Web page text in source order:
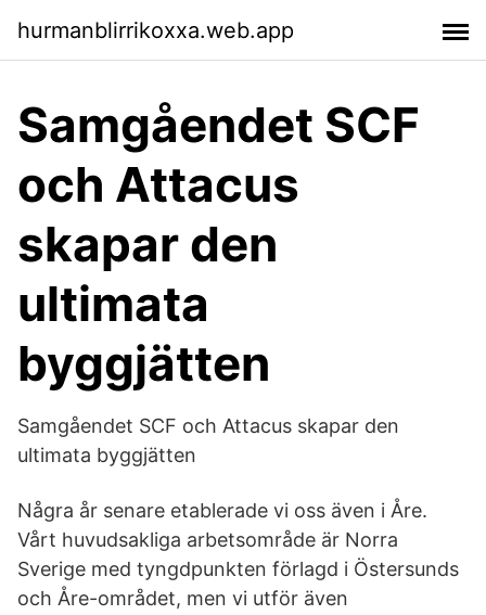
hurmanblirrikoxxa.web.app
Samgåendet SCF
och Attacus
skapar den
ultimata
byggjätten
Samgåendet SCF och Attacus skapar den
ultimata byggjätten
Några år senare etablerade vi oss även i Åre.
Vårt huvudsakliga arbetsområde är Norra
Sverige med tyngdpunkten förlagd i Östersunds
och Åre-området, men vi utför även